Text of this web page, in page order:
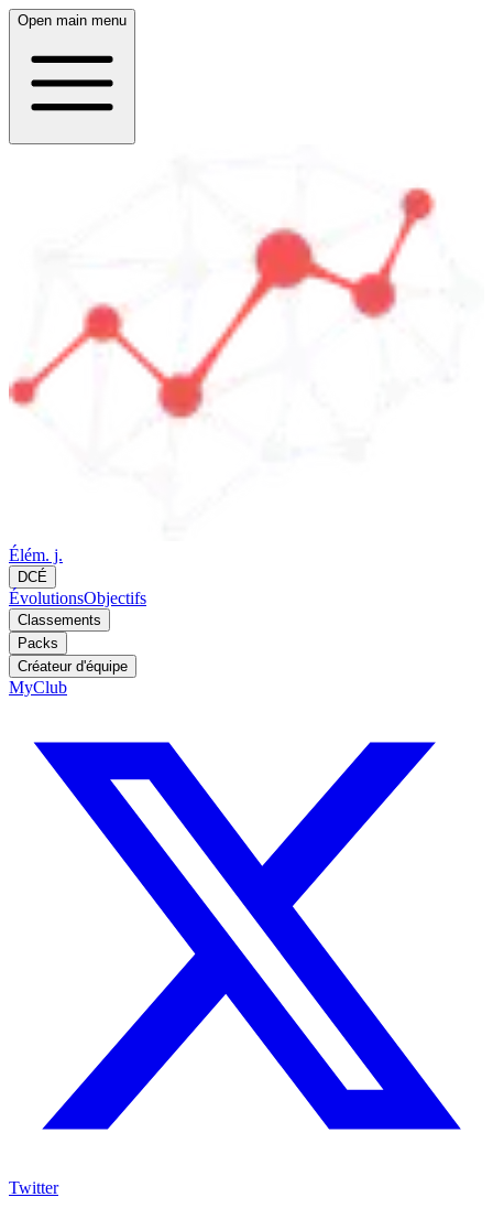
Open main menu
Élém. j.
DCÉ
ÉvolutionsObjectifs
Classements
Packs
Créateur d'équipe
MyClub
Twitter